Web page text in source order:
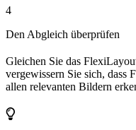
4
Den Abgleich überprüfen
Gleichen Sie das
vergewissern Sie sich, dass
allen relevanten Bildern